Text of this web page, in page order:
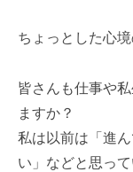
ちょっとした心
皆さんも仕事や
ますか？
私は以前は「進
い」などと思っ